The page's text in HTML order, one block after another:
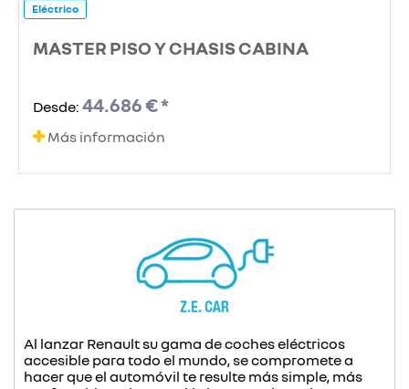
Eléctrico
MASTER PISO Y CHASIS CABINA
Desde: 44.686 € *
Más información
Al lanzar Renault su gama de coches eléctricos
accesible para todo el mundo, se compromete a
hacer que el automóvil te resulte más simple, más